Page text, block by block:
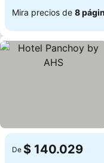
Mira precios de 8
De $ 140.029